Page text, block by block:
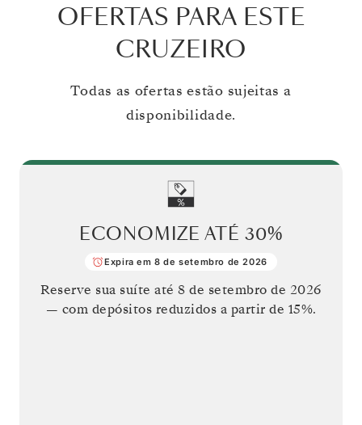
OFERTAS PARA ESTE
CRUZEIRO
Todas as ofertas estão sujeitas a
disponibilidade.
ECONOMIZE ATÉ 30%
Expira em 8 de setembro de 2026
Reserve sua suíte até8 de setembro de 2026
— com depósitos reduzidos a partir de 15%.